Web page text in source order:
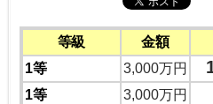
等級 金額
1等
3,000万円
1等 3,000万円